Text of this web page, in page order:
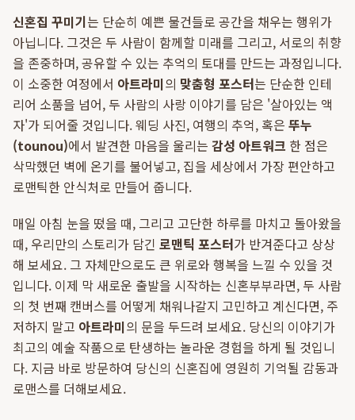
신혼집 꾸미기는 단순히 예쁜 물건들로 공간을 채우는 행위가
아닙니다. 그것은 두 사람이 함께할 미래를 그리고, 서로의 취향
을 존중하며, 공유할 수 있는 추억의 토대를 만드는 과정입니다.
이 소중한 여정에서 아트라미의 맞춤형 포스터는 단순한 인테
리어 소품을 넘어, 두 사람의 사랑 이야기를 담은 '살아있는 액
자'가 되어줄 것입니다. 웨딩 사진, 여행의 추억, 혹은 뚜누
(tounou)에서 발견한 마음을 울리는 감성 아트워크 한 점은
삭막했던 벽에 온기를 불어넣고, 집을 세상에서 가장 편안하고
로맨틱한 안식처로 만들어 줍니다.
매일 아침 눈을 떴을 때, 그리고 고단한 하루를 마치고 돌아왔을
때, 우리만의 스토리가 담긴 로맨틱 포스터가 반겨준다고 상상
해 보세요. 그 자체만으로도 큰 위로와 행복을 느낄 수 있을 것
입니다. 이제 막 새로운 출발을 시작하는 신혼부부라면, 두 사람
의 첫 번째 캔버스를 어떻게 채워나갈지 고민하고 계신다면, 주
저하지 말고 아트라미의 문을 두드려 보세요. 당신의 이야기가
최고의 예술 작품으로 탄생하는 놀라운 경험을 하게 될 것입니
다. 지금 바로 방문하여 당신의 신혼집에 영원히 기억될 감동과
로맨스를 더해보세요.